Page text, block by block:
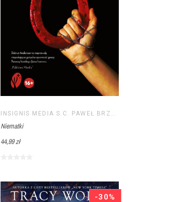
INSIGNIS MEDIA S.C. PAWEŁ BRZOZOWSKI TOMASZ BRZOZOWSKI
Niematki
44,99 zł
-30%